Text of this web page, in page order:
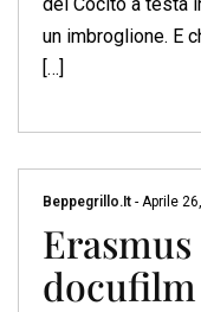
un imbroglione. E
[…]
Beppegrillo.it - Aprile
Erasmus
docufilm